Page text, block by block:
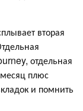
вторая
отдельная
плюс
и помнить